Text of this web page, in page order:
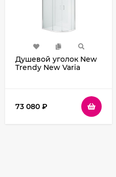
Душевой уголок New
Trendy New Varia
73 080 ₽